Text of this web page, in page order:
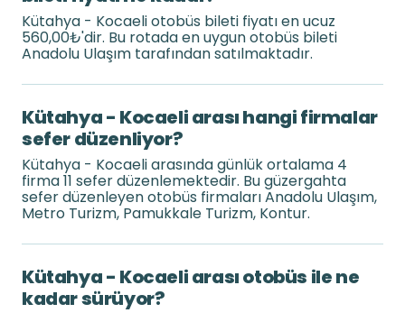
Kütahya - Kocaeli otobüs bileti fiyatı en ucuz
560,00₺'dir. Bu rotada en uygun otobüs bileti
Anadolu Ulaşım tarafından satılmaktadır.
Kütahya - Kocaeli arası hangi firmalar
sefer düzenliyor?
Kütahya - Kocaeli arasında günlük ortalama 4
firma 11 sefer düzenlemektedir. Bu güzergahta
sefer düzenleyen otobüs firmaları Anadolu Ulaşım,
Metro Turizm, Pamukkale Turizm, Kontur.
Kütahya - Kocaeli arası otobüs ile ne
kadar sürüyor?